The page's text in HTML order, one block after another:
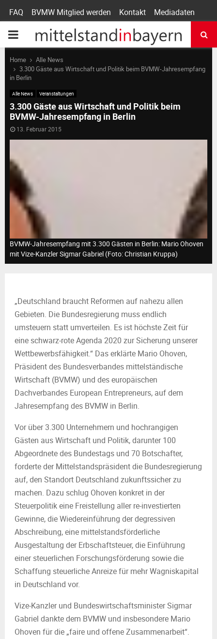
FAQ BVMW Mitglied werden Kontakt Mediadaten
P
R
M
A
R
Y
E
Home
Alle News
3.300 Gäste aus Wirtschaft und Politik beim BVMW-Jahresempfang
in Berlin
Alle News Veranstaltungen
3.300 Gäste aus Wirtschaft und Politik beim
BVMW-Jahresempfang in Berlin
13. Februar 2015
BVMW-Jahresempfang mit 3.300 Gästen in Berlin: Mario Ohoven
mit Vize-Kanzler Sigmar Gabriel (Foto: Christian Kruppa)
„Deutschland braucht Reformen auf nahezu allen
Gebieten. Die Bundesregierung muss endlich
umsteuern statt umverteilen. Es ist höchste Zeit für
eine schwarz-rote Agenda 2020 zur Sicherung unserer
Wettbewerbsfähigkeit.“ Das erklärte Mario Ohoven,
Präsident des Bundesverbandes mittelständische
Wirtschaft (BVMW) und des europäischen
Dachverbandes European Entrepreneurs, auf dem
Jahresempfang des BVMW in Berlin.
Vor über 3.300 Unternehmern und hochrangigen
Gästen aus Wirtschaft und Politik, darunter 100
Abgeordnete des Bundestags und 70 Botschafter,
forderte der Mittelstandspräsident die Bundesregierung
auf, den Standort Deutschland zukunftssicher zu
machen. Dazu schlug Ohoven konkret in der
Steuerpolitik eine Freistellung aller re-investierten
Gewinne, die Wiedereinführung der degressiven
Abschreibung, eine mittelstandsförderliche
Ausgestaltung der Erbschaftsteuer, die Einführung
einer steuerlichen Forschungsförderung sowie die
Schaffung steuerliche Anreize für mehr Wagniskapital
in Deutschland vor.
Vize-Kanzler und Bundeswirtschaftsminister Sigmar
Gabriel dankte dem BVMW und insbesondere Mario
Ohoven für die „faire und offene Zusammenarbeit“.